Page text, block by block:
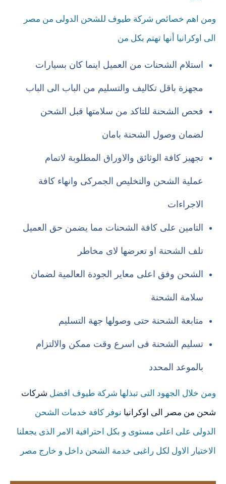
ومن اهم خصائص شركة طيوف للشحن الدولى من مصر
الى اوكرانيا أنها تهتم بكل من
استلام الشحنات من العميل اينما كان بسيارات
مجهزة باقل تكاليف والتسليم من الباب الى الباب
فحص الشحنة للتاكد من سلامتها قبل الشحن
لضمان وصول الشحنة بامان
تجهيز كافة الوثائق والاوراق المطلوبة لاتمام
عملية الشحن والتخليص الجمركى وانهاء كافة
الاجراءات
التامين على كافة الشحنات مما يضمن حق العميل
تلف الشحنة او تعرضها لاى مخاطر
الشحن وفق اعلى معاير الجودة العالمية لضمان
سلامة الشحنة
متابعة الشحنة حتى وصولها جهة التسليم
تسليم الشحنة فى اسرع وقت ممكن والالتزام
بالموعد المحدد
ومن خلال الجهود التى تبذلها شركة طيوف افضل شركات
شحن من مصر الى اوكرانيا نوفر كافة خدمات الشحن
الدولى على اعلى مستوى و بكل احترافية الامر الذى يجعلنا
الاختيار الاول لكل راغبى خدمة الشحن داخل و خارج مصر